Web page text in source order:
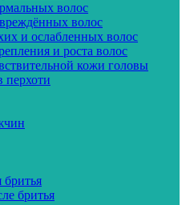
волос
волос
и ослабленных волос
и роста волос
кожи головы
перхоти
бритья
бритья